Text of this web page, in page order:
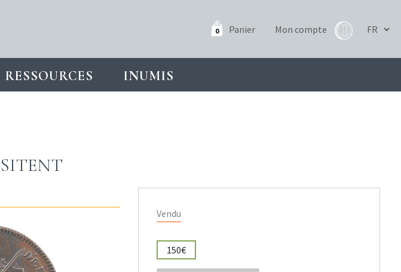
0 Panier Mon compte
RESSOURCES INUMIS
Vendu
150€